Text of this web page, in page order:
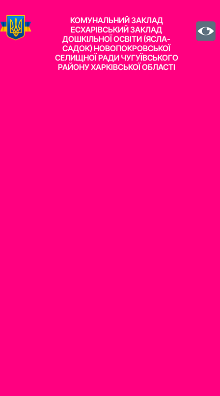
КОМУНАЛЬНИЙ ЗАКЛАД
ЕСХАРІВСЬКИЙ ЗАКЛАД
ДОШКІЛЬНОЇ ОСВІТИ (ЯСЛА-
САДОК) НОВОПОКРОВСЬКОЇ
СЕЛИЩНОЇ РАДИ ЧУГУЇВСЬКОГО
РАЙОНУ ХАРКІВСЬКОЇ ОБЛАСТІ